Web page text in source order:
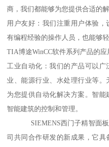
商，我们都能够为您提供合适的解
用户友好：我们注重用户体验
有编程经验的操作人员，也能够
TIA博途WinCC软件系列产品的应
工业自动化：我们的产品可以
业、能源行业、水处理行业等
为您提供自动化解决方案。智
智能建筑的控制和管理。
SIEMENS西门子精智面板
司共同合作研发的新成果，它